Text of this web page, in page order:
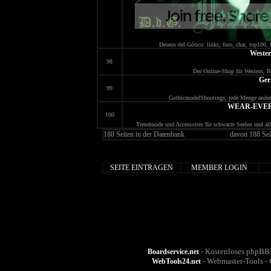
Deseos del Gótico: links, foro, chat, top100,
98
Der Online-Shop für Western,
99
GothicmodelShootings, jede Menge
100
WEAR-
Trendmode und Accessoires für schwarze Seelen
188 Seiten in der Datenbank davon 188
SEITE EINTRAGEN MEMBER LOGIN
Boardservice.net- Kostenloses
WebTools24.net- Webmaster-Tools -